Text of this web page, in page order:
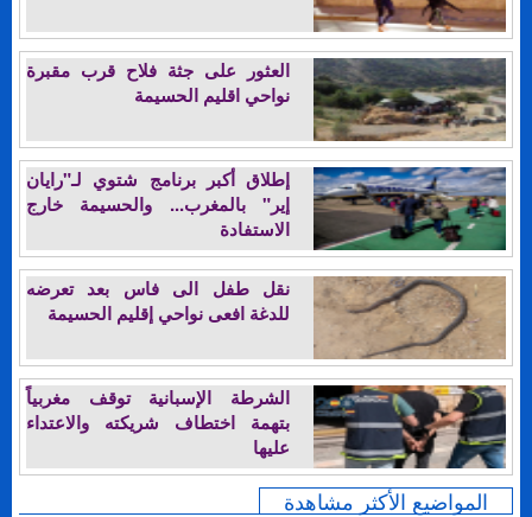
العثور على جثة فلاح قرب مقبرة
نواحي اقليم الحسيمة
إطلاق أكبر برنامج شتوي لـ"رايان
إير" بالمغرب... والحسيمة خارج
الاستفادة
نقل طفل الى فاس بعد تعرضه
للدغة افعى نواحي إقليم الحسيمة
الشرطة الإسبانية توقف مغربياً
بتهمة اختطاف شريكته والاعتداء
عليها
المواضيع الأكثر مشاهدة